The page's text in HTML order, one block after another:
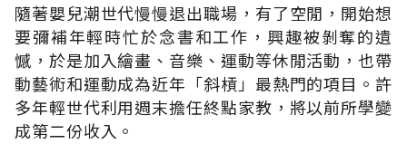
隨著嬰兒潮世代慢慢退出職場，有了空閒，開始想
要彌補年輕時忙於念書和工作，興趣被剝奪的遺
憾，於是加入繪畫、音樂、運動等休閒活動，也帶
動藝術和運動成為近年「斜槓」最熱門的項目。許
多年輕世代利用週末擔任終點家教，將以前所學變
成第二份收入。